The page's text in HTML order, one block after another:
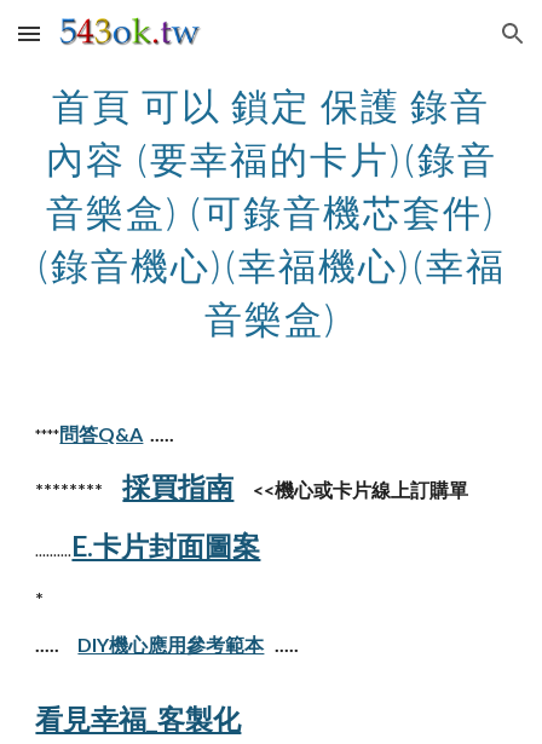
Skip to main content Skip to navigation
首頁 可以 鎖定 保護 錄音
內容 (要幸福的卡片)(錄音
音樂盒) (可錄音機芯套件)
(錄音機心)(幸福機心)(幸福
音樂盒)
****問答Q&A .....
******** 採買指南 <<機心或卡片線上訂購單
..........E.卡片封面圖案
*
..... DIY機心應用參考範本.....
看見幸福_客製化